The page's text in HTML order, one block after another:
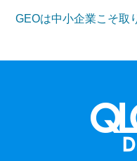
GEOは中小企業こそ取